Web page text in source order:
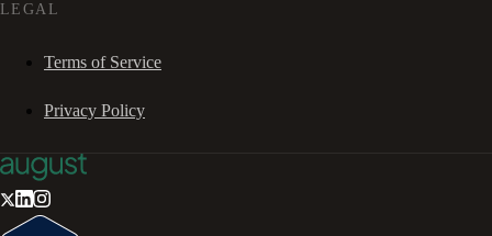
LEGAL
Terms of Service
Privacy Policy